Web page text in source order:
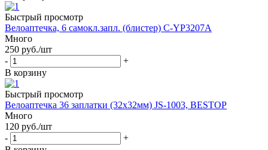
Быстрый просмотр
Велоаптечка, 6 самокл.запл. (блистер) C-YP3207A
Много
250 руб./шт
-
+
В корзину
Быстрый просмотр
Велоаптечка 36 заплатки (32х32мм) JS-1003, BESTOP
Много
120 руб./шт
-
+